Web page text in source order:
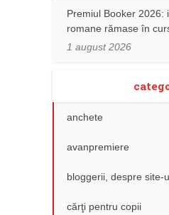
Premiul Booker 2026:
romane rămase în
1 august 2026
anchete
avanpremiere
bloggerii, despre site-
cărţi pentru copii